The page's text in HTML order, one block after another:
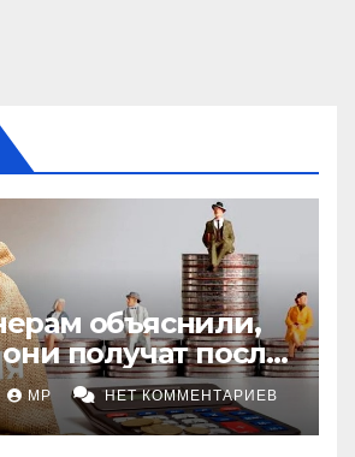
объяснили,
получат после
MP НЕТ КОММЕНТАРИЕВ